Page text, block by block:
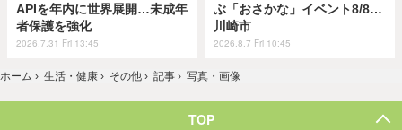
APIを年内に世界展開…未成年
者保護を強化
2026.7.31 Fri 13:45
ぶ「おさかな」イベント8/8…
川崎市
2026.8.7 Fri 10:45
ホーム › 生活・健康 › その他 › 記事 › 写真・画像
TOP